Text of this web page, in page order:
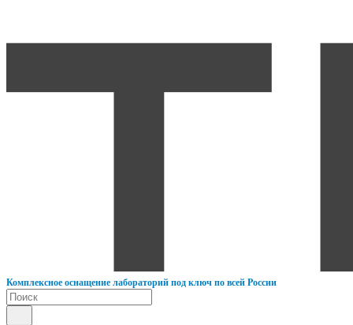
Комплексное оснащение лабораторий под ключ по всей России